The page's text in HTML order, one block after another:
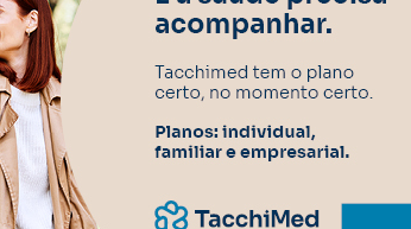
estética e fomento ao turismo
as características culturais, as
a comunidade;
urbano, a nova estrutura
e do desenvolvimento constante